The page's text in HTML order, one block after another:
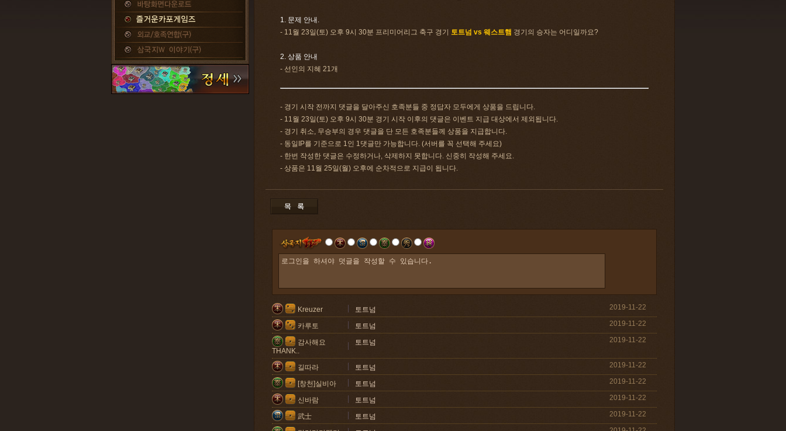
1. 문제 안내.
- 11월 23일(토) 오후 9시 30분 프리미어리그 축구 경기 토트넘 vs 웨스트햄 경기의 승자는 어디일까요?
2. 상품 안내
- 선인의 지혜 21개
- 경기 시작 전까지 댓글을 달아주신 호족분들 중 정답자 모두에게 상품을 드립니다.
- 11월 23일(토) 오후 9시 30분 경기 시작 이후의 댓글은 이벤트 지급 대상에서 제외됩니다.
- 경기 취소, 무승부의 경우 댓글을 단 모든 호족분들께 상품을 지급합니다.
- 동일IP를 기준으로 1인 1댓글만 가능합니다. (서버를 꼭 선택해 주세요)
- 한번 작성한 댓글은 수정하거나, 삭제하지 못합니다. 신중히 작성해 주세요.
- 상품은 11월 25일(월) 오후에 순차적으로 지급이 됩니다.
Kreuzer 토트넘 2019-11-22
카루토 토트넘 2019-11-22
감사해요
THANK..
토트넘 2019-11-22
길따라 토트넘 2019-11-22
[창천]실비아 토트넘 2019-11-22
신바람 토트넘 2019-11-22
武士 토트넘 2019-11-22